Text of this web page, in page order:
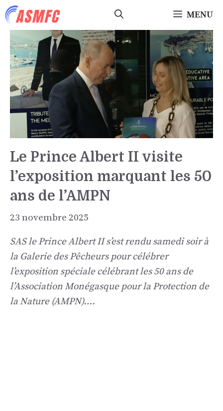
Aller
au
MENU
Le Prince Albert II visite
l’exposition marquant les 50
ans de l’AMPN
23 novembre 2025
SAS le Prince Albert II s’est rendu samedi soir à
la Galerie des Pêcheurs pour célébrer
l’exposition spéciale célébrant les 50 ans de
l’Association Monégasque pour la Protection de
la Nature (AMPN)….